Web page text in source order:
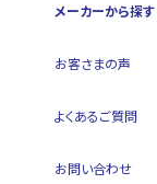
メーカーから探す
お客さまの声
よくあるご質問
お問い合わせ